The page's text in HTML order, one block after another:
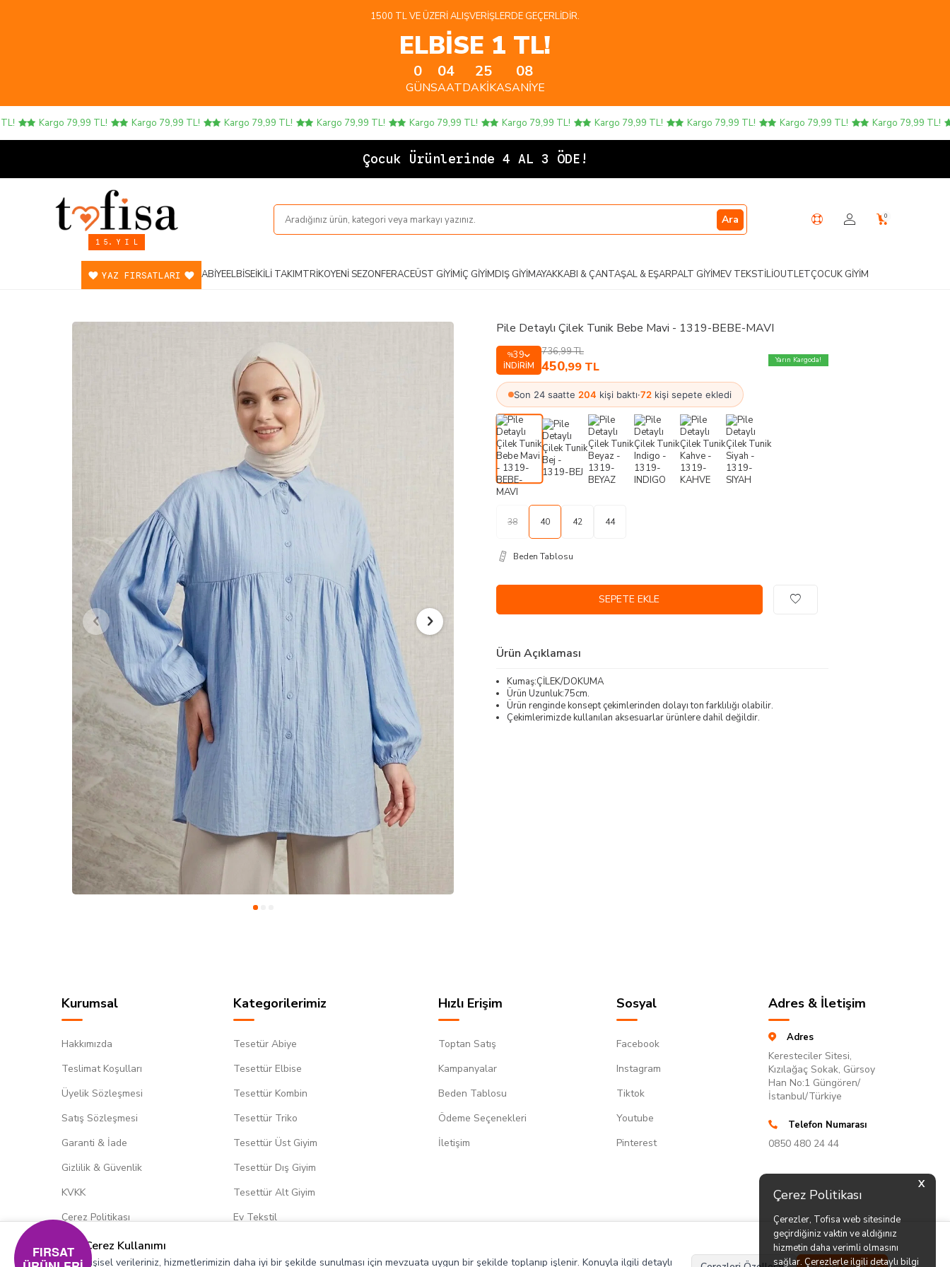
X
Çerez Politikası
Çerezler, Tofisa web sitesinde
geçirdiğiniz vaktin ve aldığınız
hizmetin daha verimli olmasını
sağlar. Çerezlerle ilgili detaylı bilgi
1500 TL VE ÜZERI ALIŞVERIŞLERDE GEÇERLIDIR.
ELBİSE 1 TL!
0
GÜN
04
SAAT
25
DAKIKA
08
SANIYE
Kargo 79,99 TL! Kargo 79,99 TL! Kargo 79,99 TL! Kargo 79,99 TL! Kargo 79,99 TL! Kargo 79,99 TL! Kargo 79,99 TL! Kargo 79,99 TL! Kargo 79,99 TL! Kargo 79,99 TL!
Ço
1 5. Y I L
Ara 0
YAZ FIRSATLARI ABIYEELBISEİKILI TAKIMTRIKOYENI SEZONFERACEÜST GIYIMİÇ GIYIMDIŞ GIYIMAYAKKABI & ÇANTAŞAL & EŞARPALT GIYIMEV TEKSTILIOUTLETÇOCUK GIYIM
Pile Detaylı Çilek Tunik Bebe Mavi - 1319-BEBE-MAVI
%39
İNDIRIM
736,99TL
450,99 TL Yarın Kargoda!
Son 24 saatte 204 kişi baktı·72 kişi sepete ekledi
38 40 42 44
Beden Tablosu
SEPETE EKLE
Ürün Açıklaması
Kumaş:ÇİLEK/DOKUMA
Ürün Uzunluk:75cm.
Ürün renginde konsept çekimlerinden dolayı ton farklılığı olabilir.
Çekimlerimizde kullanılan aksesuarlar ürünlere dahil değildir.
Kurumsal
Hakkımızda
Teslimat Koşulları
Üyelik Sözleşmesi
Satış Sözleşmesi
Garanti & İade
Gizlilik & Güvenlik
KVKK
Çerez Politikası
Kategorilerimiz
Tesetür Abiye
Tesettür Elbise
Tesettür Kombin
Tesettür Triko
Tesettür Üst Giyim
Tesettür Dış Giyim
Tesettür Alt Giyim
Ev Tekstil
Hızlı Erişim
Toptan Satış
Kampanyalar
Beden Tablosu
Ödeme Seçenekleri
İletişim
Sosyal
Facebook
Instagram
Tiktok
Youtube
Pinterest
Adres & İletişim
Adres
Keresteciler Sitesi,
Kızılağaç Sokak, Gürsoy
Han No:1 Güngören/
İstanbul/Türkiye
Telefon Numarası
0850 480 24 44
Çerez Kullanımı
Kişisel verileriniz, hizmetlerimizin daha iyi bir şekilde sunulması için mevzuata uygun bir şekilde toplanıp işlenir. Konuyla ilgili detaylı
FIRSAT